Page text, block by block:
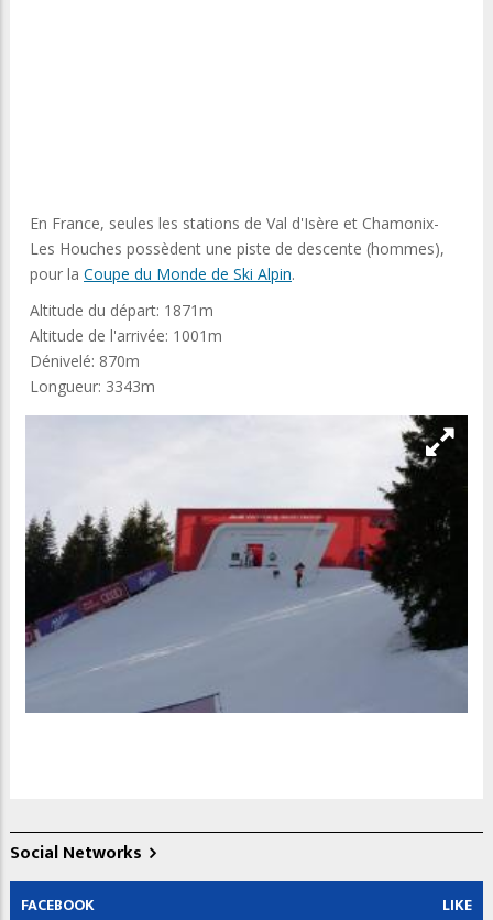
En France, seules les stations de Val d'Isère et Chamonix-
Les Houches possèdent une piste de descente (hommes),
pour la Coupe du Monde de Ski Alpin.
Altitude du départ: 1871m
Altitude de l'arrivée: 1001m
Dénivelé: 870m
Longueur: 3343m
Social Networks
FACEBOOK LIKE